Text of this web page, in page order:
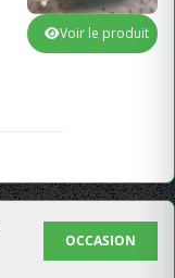
Voir le produit
OCCASION